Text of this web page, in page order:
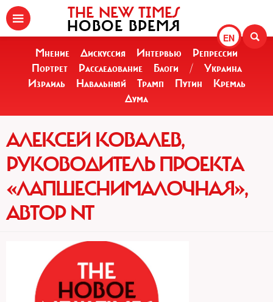
EN
THE NEW TIMES
НОВОЕ ВРЕМЯ
Мнение Дискуссия Интервью
Репрессии
Портрет
Расследование Блоги /
Украина
Израиль
Навальный Трамп Путин
Кремль
Дума
АЛЕКСЕЙ КОВАЛЕВ,
РУКОВОДИТЕЛЬ ПРОЕКТА
«ЛАПШЕСНИМАЛОЧНАЯ»,
АВТОР NT